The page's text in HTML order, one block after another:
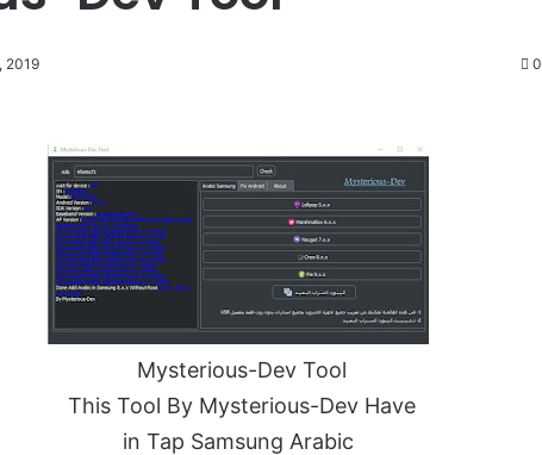
2019 0
Mysterious-Dev Tool
This Tool By Mysterious-Dev Have
in Tap Samsung Arabic